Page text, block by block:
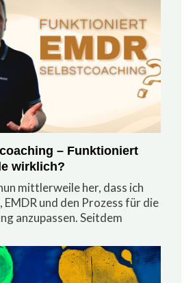
– Funktioniert
wirklich?
mittlerweile her, dass ich
EMDR und den Prozess für die
anzupassen. Seitdem